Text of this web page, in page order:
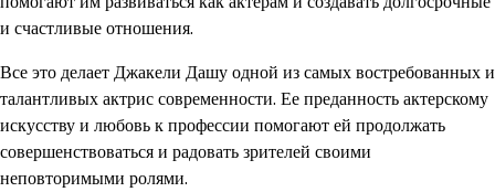
и счастливые отношения.
Все это делает Джакели Дашу одной из самых востребованных и
талантливых актрис современности. Ее преданность актерскому
искусству и любовь к профессии помогают ей продолжать
совершенствоваться и радовать зрителей своими
неповторимыми ролями.